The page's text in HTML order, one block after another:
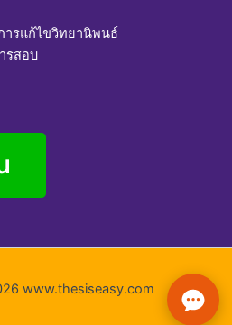
ารแก้ไขวิทยานิพนธ์
รสอบ
www.thesiseasy.com